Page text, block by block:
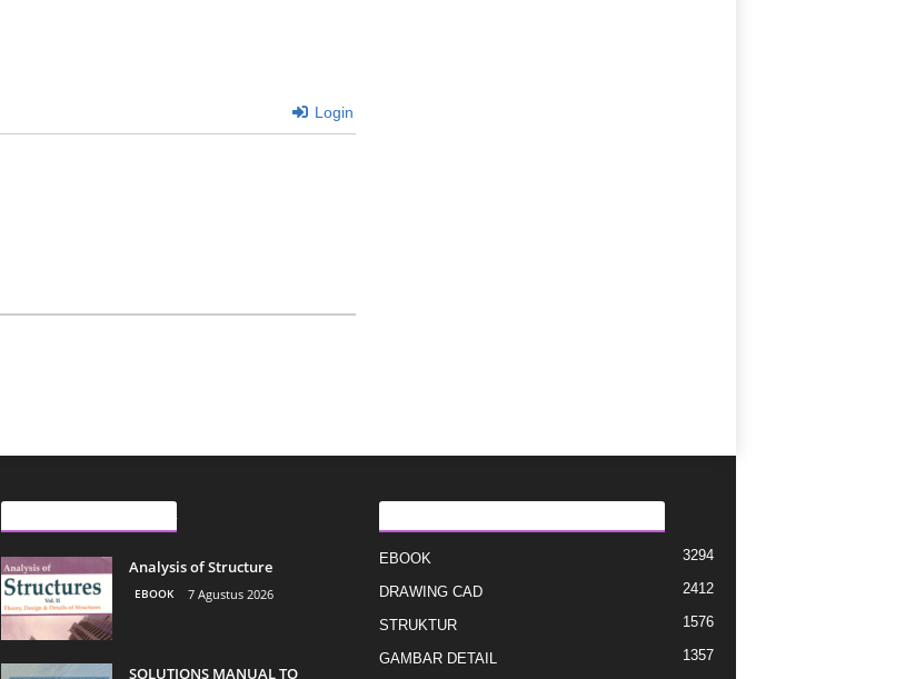
Login
ARTIKEL LAINNYA
Analysis of Structure
EBOOK 7 Agustus 2026
SOLUTIONS MANUAL TO
KATEGORI E POPULLARIZUAR
EBOOK 3294
DRAWING CAD 2412
STRUKTUR 1576
GAMBAR DETAIL 1357